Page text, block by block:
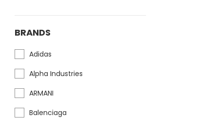
BRANDS
Adidas
Alpha Industries
ARMANI
Balenciaga